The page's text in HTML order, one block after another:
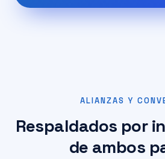
ALIANZAS Y
Respaldados por
de ambos